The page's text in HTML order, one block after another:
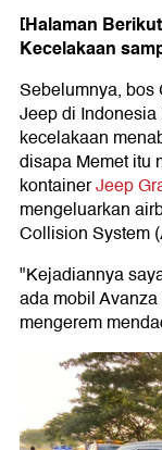
[Halaman
Kecelakaan
Sebelumnya, bos
Jeep di
kecelakaan
disapa Memet itu
kontainerJeep
mengeluarkan
Collision System
"Kejadiannya
ada mobil
mengerem